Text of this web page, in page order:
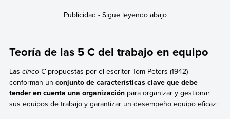
Teoría de las 5 C del trabajo en equipo
Las cinco Cpropuestas por el escritor Tom Peters (1942)
conforman un conjunto de características clave que debe
tender en cuenta una organización para organizar y gestionar
sus equipos de trabajo y garantizar un desempeño equipo eficaz: